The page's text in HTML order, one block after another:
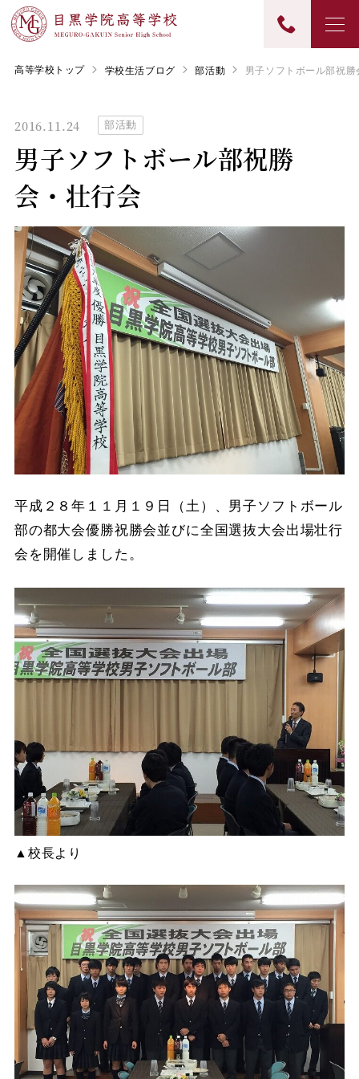
高等学校トップ 学校生活ブログ 部活動 男子ソフトボール部祝
2016.11.24 部活動
男子ソフトボール部祝勝
会・壮行会
平成２８年１１月１９日（土）、男子ソフトボール
部の都大会優勝祝勝会並びに全国選抜大会出場壮行
会を開催しました。
▲校長より